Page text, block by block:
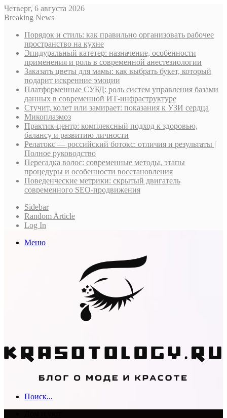
Четверг, 6 августа 2026
Breaking News
Порядок и стиль: как правильно организовать рабочее
пространство на кухне
Эпидуральный катетер: назначение, особенности
применения и роль в современной анестезиологии
Заказать цветы для мамы: как выбрать букет, который
подарит искренние эмоции
Платформенные СУБД: роль систем управления базами
данных в современной ИТ-инфраструктуре
Стучит, колет или замирает: показания к УЗИ сердца
Микоплазмоз
Практик-центр: комплексный подход к здоровью,
балансу и развитию личности
Релатокс — российский ботокс: отличия и результаты |
Полное руководство
Пересадка волос: современные методы, этапы
процедуры и особенности восстановления
Поведенческие метрики: скрытый двигатель
современного SEO-продвижения
Sidebar
Random Article
Log In
Меню
Поиск...